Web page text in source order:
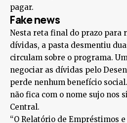
pagar.
Fake news
Nesta reta final do prazo para
dívidas, a pasta desmentiu
circulam sobre o programa.
negociar as dívidas pelo
perde nenhum benefício
não fica com o nome sujo nos
Central.
“O Relatório de Empréstimos